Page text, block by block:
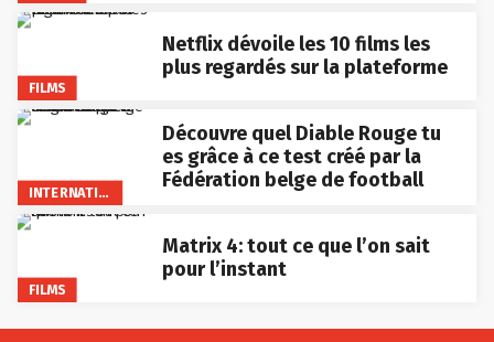
FILMS
Netflix dévoile les 10 films les
plus regardés sur la plateforme
INTERNATIONAL
Découvre quel Diable Rouge tu
es grâce à ce test créé par la
Fédération belge de football
FILMS
Matrix 4: tout ce que l’on sait
pour l’instant